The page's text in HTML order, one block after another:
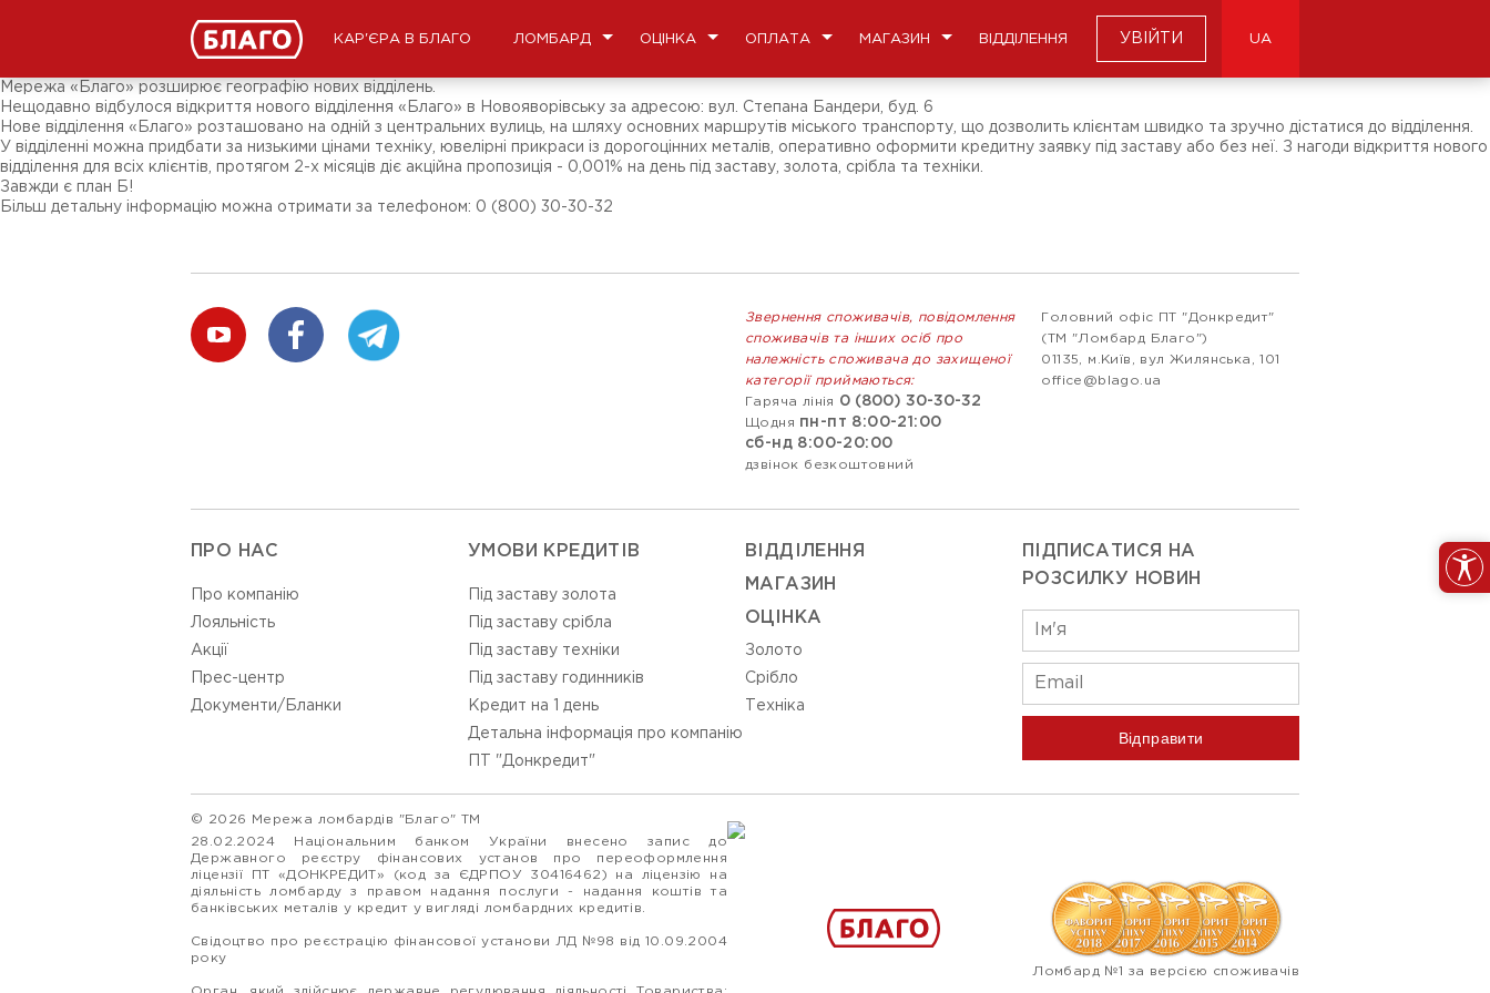
КАР'ЄРА В БЛАГО ЛОМБАРД ОЦІНКА ОПЛАТА МАГАЗИН ВІДДІЛЕННЯ УВІЙТИ UA
Підписники соц-мереж
Мережа «Благо» розширює географію нових відділень.
Нещодавно відбулося відкриття нового відділення «Благо» в Новояворівську за адресою: вул. Степана Бандери, буд. 6
Нове відділення «Благо» розташовано на одній з центральних вулиць, на шляху основних маршрутів міського транспорту, що дозволить клієнтам швидко та зручно дістатися до відділення.
У відділенні можна придбати за низькими цінами техніку, ювелірні прикраси із дорогоцінних металів, оперативно оформити кредитну заявку під заставу або без неї. З нагоди відкриття нового
відділення для всіх клієнтів, протягом 2-х місяців діє акційна пропозиція - 0,001% на день під заставу, золота, срібла та техніки.
Завжди є план Б!
Більш детальну інформацію можна отримати за телефоном: 0 (800) 30-30-32
Звернення споживачів, повідомлення
споживачів та інших осіб про
належність споживача до захищеної
категорії приймаються:
Гаряча лінія
0 (800) 30-30-32
Щодня пн-пт 8:00-21:00
сб-нд 8:00-20:00
дзвінок безкоштовний
Головний офіс ПТ "Донкредит"
(ТМ "Ломбард Благо")
01135, м.Київ, вул Жилянська, 101
office@blago.ua
ПРО НАС
Про компанію
Лояльність
Акції
Прес-центр
Документи/Бланки
УМОВИ КРЕДИТІВ
Під заставу золота
Під заставу срібла
Під заставу техніки
Під заставу годинників
Кредит на 1 день
Детальна інформація про компанію
ПТ "Донкредит"
ВIДДIЛЕННЯ
МАГАЗИН
ОЦIНКА
Золото
Срiбло
Технiка
ПІДПИСАТИСЯ НА
РОЗСИЛКУ НОВИН
Відправити
© 2026 Мережа ломбардів "Благо" ТМ
28.02.2024 Національним банком України внесено запис до
Державного реєстру фінансових установ про переоформлення
ліцензії ПТ «ДОНКРЕДИТ» (код за ЄДРПОУ 30416462) на ліцензію на
діяльність ломбарду з правом надання послуги - надання коштів та
банківських металів у кредит у вигляді ломбардних кредитів.
Свідоцтво про реєстрацію фінансової установи ЛД №98 від 10.09.2004
року
Ломбард №1 за версією споживачів